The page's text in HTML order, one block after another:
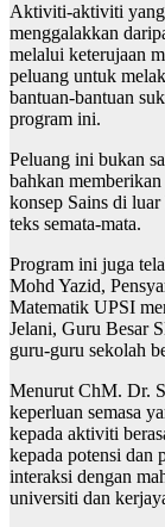
Aktiviti-aktiviti yang
menggalakkan
melalui keterujaan
peluang untuk
bantuan-bantuan
program ini.
Peluang ini bukan
bahkan
konsep Sains di
teks semata-mata.
Program ini juga
Mohd Yazid,
Matematik UPSI
Jelani, Guru Besar
guru-guru sekolah
Menurut ChM. Dr.
keperluan semasa
kepada aktiviti
kepada potensi dan
interaksi dengan
universiti dan